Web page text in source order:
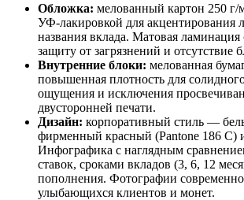
Обложка: мелованный картон 250 г/
УФ-лакировкой для акцентирования
названия вклада. Матовая ламинация
защиту от загрязнений и отсутствие
Внутренние блоки: мелованная
повышенная плотность для
ощущения и исключения
двусторонней печати.
Дизайн: корпоративный стиль —
фирменный красный (Pantone 186 C)
Инфографика с наглядным
ставок, сроками вкладов (3, 6, 12
пополнения. Фотографии
улыбающихся клиентов и монет.